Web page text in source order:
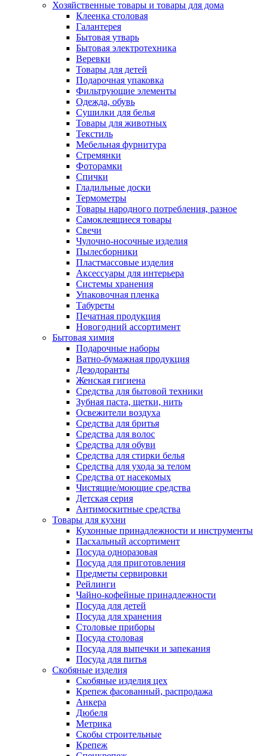
Хозяйственные товары и товары для дома
Клеенка столовая
Галантерея
Бытовая утварь
Бытовая электротехника
Веревки
Товары для детей
Подарочная упаковка
Фильтрующие элементы
Одежда, обувь
Сушилки для белья
Товары для животных
Текстиль
Мебельная фурнитура
Стремянки
Фоторамки
Спички
Гладильные доски
Термометры
Товары народного потребления, разное
Самоклеящиеся товары
Свечи
Чулочно-носочные изделия
Пылесборники
Пластмассовые изделия
Аксессуары для интерьера
Системы хранения
Упаковочная пленка
Табуреты
Печатная продукция
Новогодний ассортимент
Бытовая химия
Подарочные наборы
Ватно-бумажная продукция
Дезодоранты
Женская гигиена
Средства для бытовой техники
Зубная паста, щетки, нить
Освежители воздуха
Средства для бритья
Средства для волос
Средства для обуви
Средства для стирки белья
Средства для ухода за телом
Средства от насекомых
Чистящие/моющие средства
Детская серия
Антимоскитные средства
Товары для кухни
Кухонные принадлежности и инструменты
Пасхальный ассортимент
Посуда одноразовая
Посуда для приготовления
Предметы сервировки
Рейлинги
Чайно-кофейные принадлежности
Посуда для детей
Посуда для хранения
Столовые приборы
Посуда столовая
Посуда для выпечки и запекания
Посуда для питья
Скобяные изделия
Скобяные изделия цех
Крепеж фасованный, распродажа
Анкера
Дюбеля
Метрика
Скобы строительные
Крепеж